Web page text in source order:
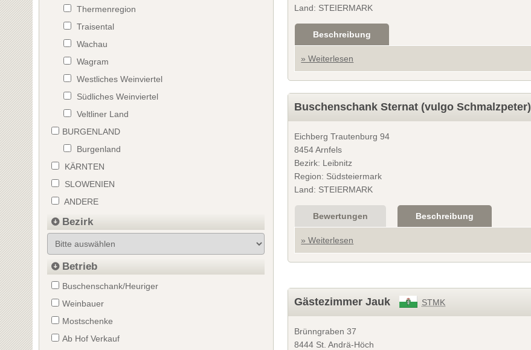
Land: STEIERMARK
Beschreibung
» Weiterlesen
Buschenschank Sternat (vulgo Schmalzpeter)
Eichberg Trautenburg 94
8454 Arnfels
Bezirk: Leibnitz
Region: Südsteiermark
Land: STEIERMARK
Bewertungen Beschreibung
» Weiterlesen
Gästezimmer Jauk STMK
Brünngraben 37
8444 St. Andrä-Höch
Thermenregion
Traisental
Wachau
Wagram
Westliches Weinviertel
Südliches Weinviertel
Veltliner Land
BURGENLAND
Burgenland
KÄRNTEN
SLOWENIEN
ANDERE
Bezirk
Betrieb
Buschenschank/Heuriger
Weinbauer
Mostschenke
Ab Hof Verkauf